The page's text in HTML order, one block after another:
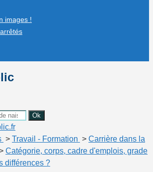
images !
> Travail - Formation > Carrière dans la
Catégorie, corps, cadre d'emplois, grade
différences ?